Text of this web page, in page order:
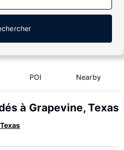
POI Nearby
à Grapevine, Texas